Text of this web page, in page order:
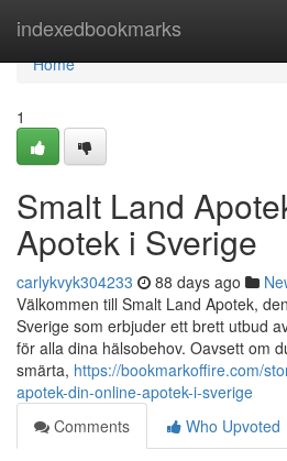
indexedbookmarks
Home
Home
1
Smalt Land
Apotek i Sverige
carlykvyk304233 88 days ago
Välkommen till Smalt Land Apotek,
Sverige som erbjuder ett brett utbud
för alla dina hälsobehov. Oavsett om
smärta, https://bookmarkoffire.com/
apotek-din-online-apotek-i-sverige
Comments
Who Upvoted